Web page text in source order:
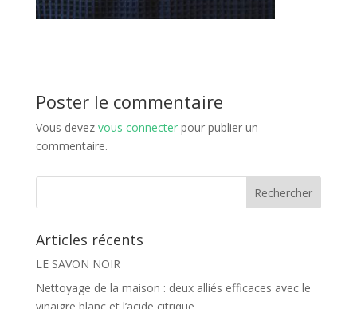
Poster le commentaire
Vous devez vous connecterpour publier un
commentaire.
Articles récents
LE SAVON NOIR
Nettoyage de la maison : deux alliés efficaces avec le